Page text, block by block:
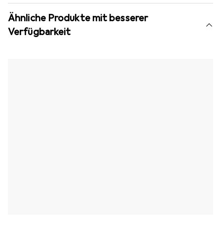
Ähnliche Produkte mit besserer
Verfügbarkeit